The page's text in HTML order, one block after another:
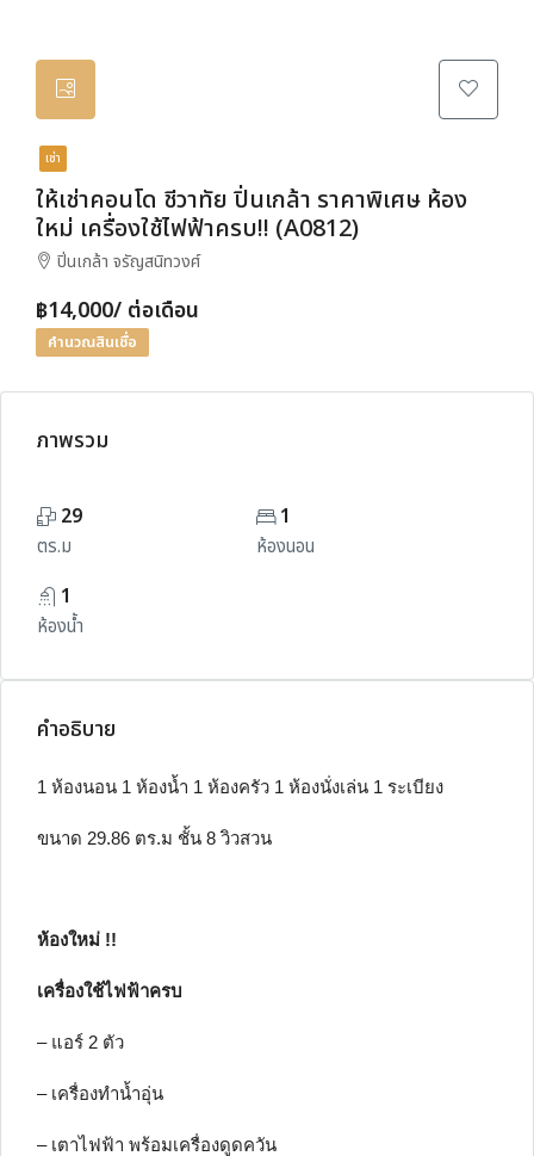
เช่า
ให้เช่าคอนโด ชีวาทัย ปิ่นเกล้า ราคาพิเศษ ห้อง
ใหม่ เครื่องใช้ไฟฟ้าครบ!! (A0812)
ปิ่นเกล้า จรัญสนิทวงศ์
฿14,000/ ต่อเดือน
คำนวณสินเชื่อ
ภาพรวม
29
ตร.ม
1
ห้องนอน
1
ห้องน้ำ
คำอธิบาย
1 ห้องนอน 1 ห้องน้ำ 1 ห้องครัว 1 ห้องนั่งเล่น 1 ระเบียง
ขนาด 29.86 ตร.ม ชั้น 8 วิวสวน
ห้องใหม่ !!
เครื่องใช้ไฟฟ้าครบ
– แอร์ 2 ตัว
– เครื่องทำน้ำอุ่น
– เตาไฟฟ้า พร้อมเครื่องดูดควัน